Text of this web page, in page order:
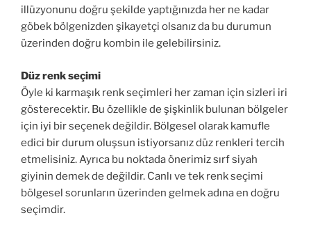
illüzyonunu doğru şekilde yaptığınızda her ne kadar
göbek bölgenizden şikayetçi olsanız da bu durumun
üzerinden doğru kombin ile gelebilirsiniz.
Düz renk seçimi
Öyle ki karmaşık renk seçimleri her zaman için sizleri iri
gösterecektir. Bu özellikle de şişkinlik bulunan bölgeler
için iyi bir seçenek değildir. Bölgesel olarak kamufle
edici bir durum oluşsun istiyorsanız düz renkleri tercih
etmelisiniz. Ayrıca bu noktada önerimiz sırf siyah
giyinin demek de değildir. Canlı ve tek renk seçimi
bölgesel sorunların üzerinden gelmek adına en doğru
seçimdir.